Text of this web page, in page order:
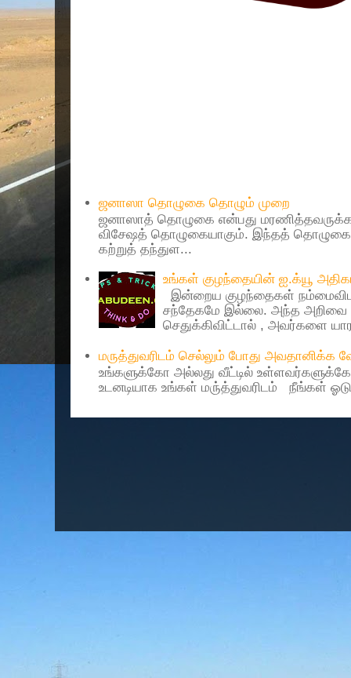
ஜனாஸா தொழுகை தொழும் முறை
ஜனாஸாத் தொழுகை என்பது
விசேஷத் தொழுகையாகும். இந்தத்
கற்றுத் தந்துள...
உங்கள் குழந்தையின் ஐ.க்யூ
இன்றைய குழந்தைகள்
சந்தேகமே இல்லை. அந்த
செதுக்கிவிட்டால் , அவர்களை
மருத்துவரிடம் செல்லும் போது அவதானிக்க
உங்களுக்கோ அல்லது வீட்டில்
உடனடியாக உங்கள் மரு்த்துவரிடம் நீங்கள்